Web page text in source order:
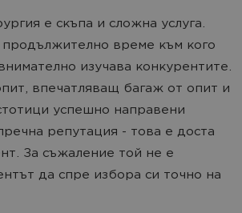
е скъпа и сложна услуга.
продължително време към кого
изучава конкурентите.
впечатляващ багаж от опит и
успешно направени
репутация - това е доста
За съжаление той не е
да спре избора си точно на